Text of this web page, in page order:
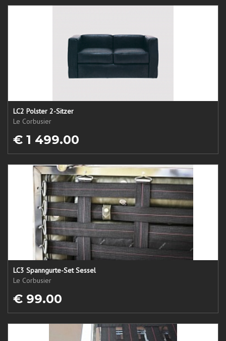
LC2 Polster 2-Sitzer
Le Corbusier
€ 1 499.00
LC3 Spanngurte-Set Sessel
Le Corbusier
€ 99.00